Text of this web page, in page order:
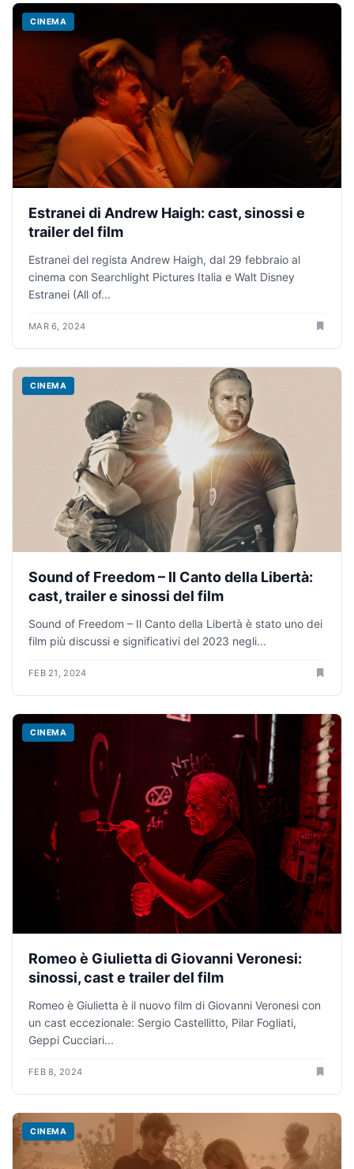
CINEMA
Estranei di Andrew Haigh: cast, sinossi e
trailer del film
Estranei del regista Andrew Haigh, dal 29 febbraio al
cinema con Searchlight Pictures Italia e Walt Disney
Estranei (All of...
MAR 6, 2024
CINEMA
Sound of Freedom – Il Canto della Libertà:
cast, trailer e sinossi del film
Sound of Freedom – Il Canto della Libertà è stato uno dei
film più discussi e significativi del 2023 negli...
FEB 21, 2024
CINEMA
Romeo è Giulietta di Giovanni Veronesi:
sinossi, cast e trailer del film
Romeo è Giulietta è il nuovo film di Giovanni Veronesi con
un cast eccezionale: Sergio Castellitto, Pilar Fogliati,
Geppi Cucciari...
FEB 8, 2024
CINEMA